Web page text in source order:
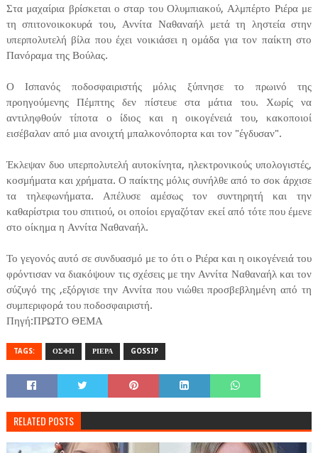
Στα μαχαίρια βρίσκεται ο σταρ του Ολυμπιακού, Αλμπέρτο Ριέρα με
τη σπιτονοικοκυρά του, Αννίτα Ναθαναήλ μετά τη ληστεία στην
υπερπολυτελή βίλα που έχει νοικιάσει η ομάδα για τον παίκτη στο
Πανόραμα της Βούλας.
Ο Ισπανός ποδοσφαιριστής μόλις ξύπνησε το πρωινό της
προηγούμενης Πέμπτης δεν πίστευε στα μάτια του. Χωρίς να
αντιληφθούν τίποτα ο ίδιος και η οικογένειά του, κακοποιοί
εισέβαλαν από μια ανοιχτή μπαλκονόπορτα και τον "έγδυσαν".
Έκλεψαν δυο υπερπολυτελή αυτοκίνητα, ηλεκτρονικούς υπολογιστές,
κοσμήματα και χρήματα. Ο παίκτης μόλις συνήλθε από το σοκ άρχισε
τα τηλεφωνήματα. Απέλυσε αμέσως τον συντηρητή και την
καθαρίστρια του σπιτιού, οι οποίοι εργαζόταν εκεί από τότε που έμενε
στο οίκημα η Αννίτα Ναθαναήλ.
Το γεγονός αυτό σε συνδυασμό με το ότι ο Ριέρα και η οικογένειά του
φρόντισαν να διακόψουν τις σχέσεις με την Αννίτα Ναθαναήλ και τον
σύζυγό της ,εξόργισε την Αννίτα που νιώθει προσβεβλημένη από τη
συμπεριφορά του ποδοσφαιριστή.
Πηγή:ΠΡΩΤΟ ΘΕΜΑ
TAGS: ΟΣΦΠ ΡΙΕΡΑ GOSSIP
RELATED POSTS